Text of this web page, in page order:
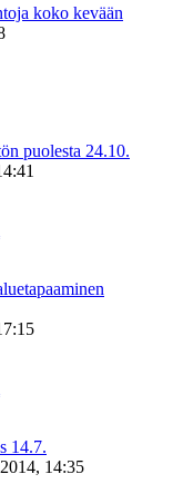
koko kevään
puolesta 24.10.
14.7.
14:35